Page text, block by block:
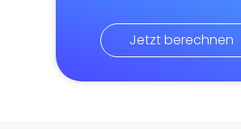
Jetzt berechnen